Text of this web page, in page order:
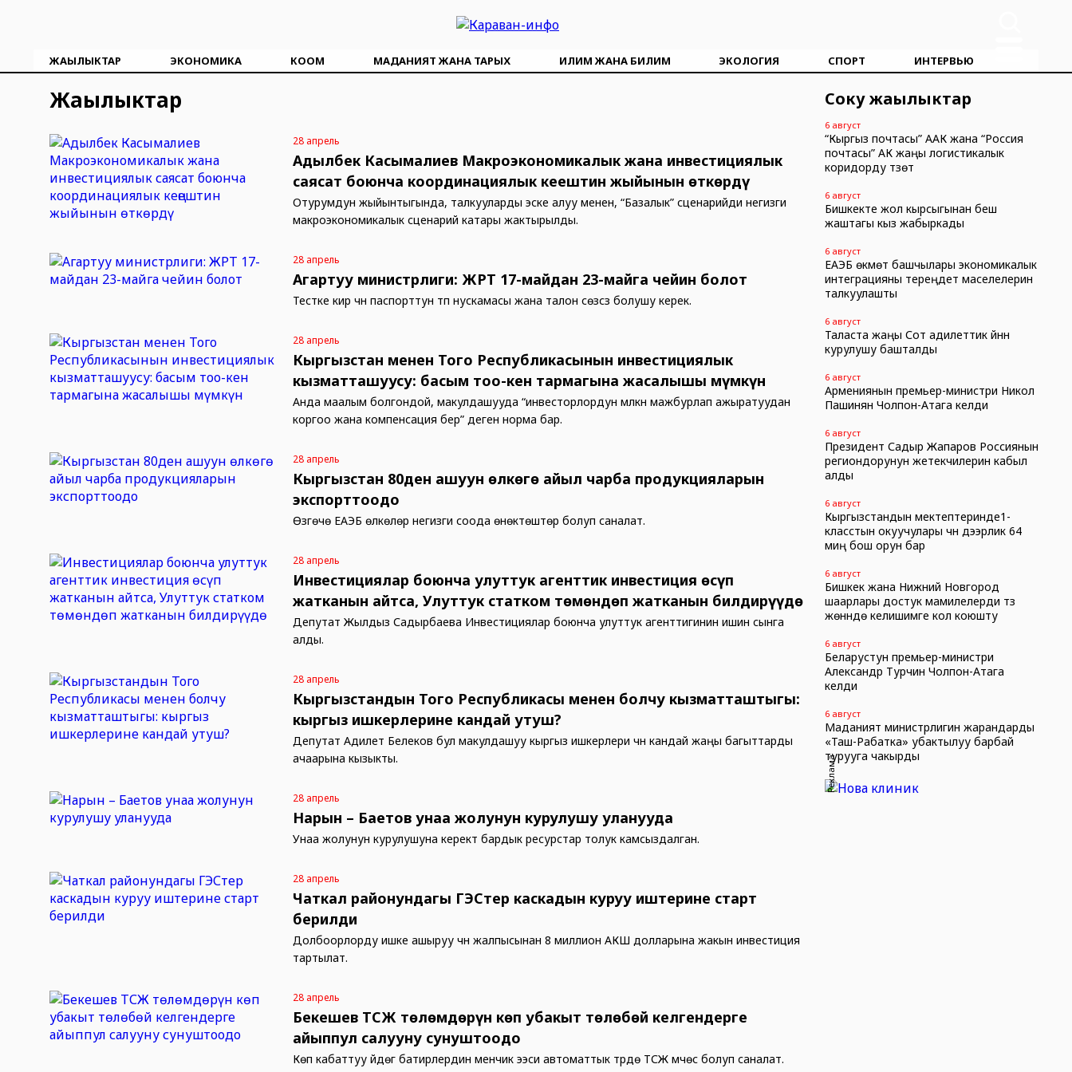
ЖАҢЫЛЫКТАР ЭКОНОМИКА КООМ МАДАНИЯТ ЖАНА ТАРЫХ ИЛИМ ЖАНА БИЛИМ ЭКОЛОГИЯ СПОРТ ИНТЕРВЬЮ
Жаңылыктар
28 апрель
Адылбек Касымалиев Макроэкономикалык жана инвестициялык
саясат боюнча координациялык кеңештин жыйынын өткөрдү
Отурумдун жыйынтыгында, талкууларды эске алуу менен, “Базалык” сценарийди негизги
макроэкономикалык сценарий катары жактырылды.
28 апрель
Агартуу министрлиги: ЖРТ 17-майдан 23-майга чейин болот
Тестке кирүү үчүн паспорттун түп нускамасы жана талон сөзсүз болушу керек.
28 апрель
Кыргызстан менен Того Республикасынын инвестициялык
кызматташуусу: басым тоо-кен тармагына жасалышы мүмкүн
Анда маалым болгондой, макулдашууда “инвесторлордун мүлкүн мажбурлап ажыратуудан
коргоо жана компенсация берүү” деген норма бар.
28 апрель
Кыргызстан 80ден ашуун өлкөгө айыл чарба продукцияларын
экспорттоодо
Өзгөчө ЕАЭБ өлкөлөрү негизги соода өнөктөштөр болуп саналат.
28 апрель
Инвестициялар боюнча улуттук агенттик инвестиция өсүп
жатканын айтса, Улуттук статком төмөндөп жатканын билдирүүдө
Депутат Жылдыз Садырбаева Инвестициялар боюнча улуттук агенттигинин ишин сынга
алды.
28 апрель
Кыргызстандын Того Республикасы менен болчу кызматташтыгы:
кыргыз ишкерлерине кандай утуш?
Депутат Адилет Белеков бул макулдашуу кыргыз ишкерлери үчүн кандай жаңы багыттарды
ачаарына кызыкты.
28 апрель
Нарын – Баетов унаа жолунун курулушу уланууда
Унаа жолунун курулушуна керектүү бардык ресурстар толук камсыздалган.
28 апрель
Чаткал районундагы ГЭСтер каскадын куруу иштерине старт
берилди
Долбоорлорду ишке ашыруу үчүн жалпысынан 8 миллион АКШ долларына жакын инвестиция
тартылат.
28 апрель
Бекешев ТСЖ төлөмдөрүн көп убакыт төлөбөй келгендерге
айыппул салууну сунуштоодо
Көп кабаттуу үйдөгү батирлердин менчик ээси автоматтык түрдө ТСЖ мүчөсү болуп саналат.
Соңку жаңылыктар
6 август
“Кыргыз почтасы” ААК жана “Россия
почтасы” АК жаңы логистикалык
коридорду түзөт
6 август
Бишкекте жол кырсыгынан беш
жаштагы кыз жабыркады
6 август
ЕАЭБ өкмөт башчылары экономикалык
интеграцияны тереңдетүү маселелерин
талкуулашты
6 август
Таласта жаңы Сот адилеттик үйүнүн
курулушу башталды
6 август
Армениянын премьер-министри Никол
Пашинян Чолпон-Атага келди
6 август
Президент Садыр Жапаров Россиянын
региондорунун жетекчилерин кабыл
алды
6 август
Кыргызстандын мектептеринде1-
класстын окуучулары үчүн дээрлик 64
миң бош орун бар
6 август
Бишкек жана Нижний Новгород
шаарлары достук мамилелерди түзүү
жөнүндө келишимге кол коюшту
6 август
Беларустун премьер-министри
Александр Турчин Чолпон-Атага
келди
6 август
Маданият министрлигин жарандарды
«Таш-Рабатка» убактылуу барбай
турууга чакырды
Реклама